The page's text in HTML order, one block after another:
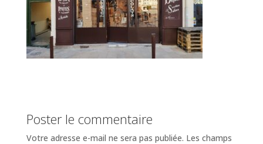
Poster le commentaire
Votre adresse e-mail ne sera pas publiée. Les champs